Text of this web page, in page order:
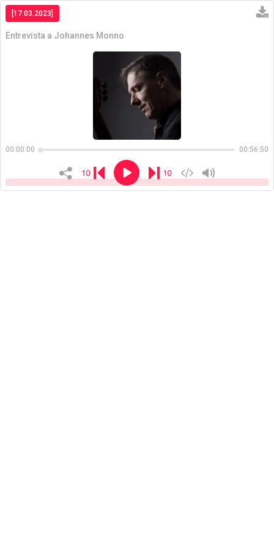
[17.03.2023]
Entrevista a Johannes Monno
00:00:00 00:56:50